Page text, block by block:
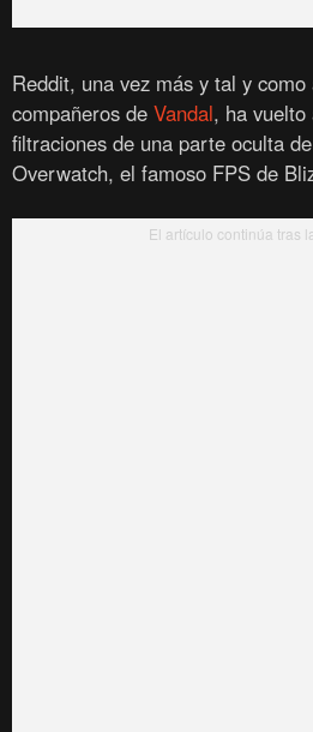
Reddit, una vez más y tal y
compañeros deVandal, ha
filtraciones de una parte oculta
Overwatch, el famoso FPS de